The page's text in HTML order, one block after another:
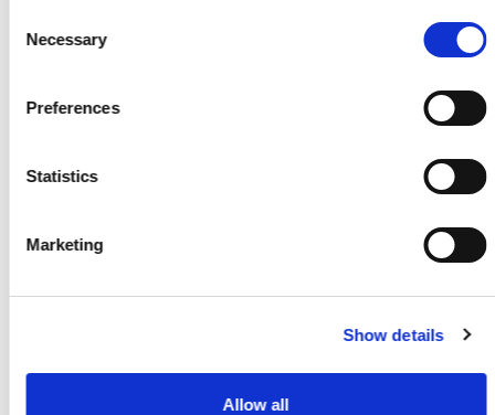
Selection
Necessary
Preferences
Statistics
Marketing
Show details
Allow all
Rustikbrædder 5" Økonomi Kval ubeh
KR43,95 KR